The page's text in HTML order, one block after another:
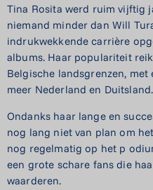
Tina Rosita werd ruim vijftig
niemand minder dan Will
indrukwekkende carrière
albums. Haar populariteit
Belgische landsgrenzen,
meer Nederland en Duitsland.
Ondanks haar lange en
nog lang niet van plan om
nog regelmatig op het p
een grote schare fans die
waarderen.